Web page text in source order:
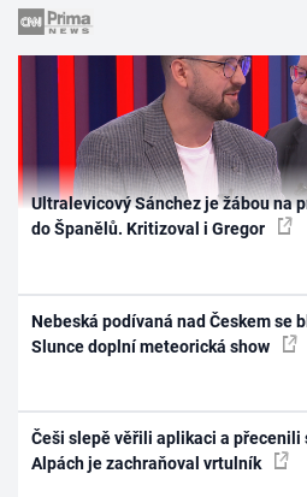
Ultralevicový Sánchez je žábou na
do Španělů. Kritizoval i Gregor
Nebeská podívaná nad Českem se
Slunce doplní meteorická show
Češi slepě věřili aplikaci a přecenili
Alpách je zachraňoval vrtulník